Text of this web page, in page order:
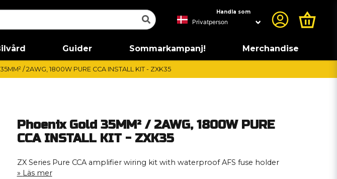
Handla som
Guider Sommarkampanj! Merchandise
/ 2AWG, 1800W PURE CCA INSTALL KIT - ZXK35
Phoenix Gold 35MM² / 2AWG, 1800W PURE
CCA INSTALL KIT - ZXK35
ZX Series Pure CCA amplifier wiring kit with waterproof AFS fuse holder
Läs mer